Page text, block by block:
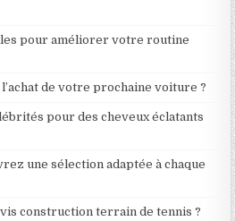
pour améliorer votre routine
de votre prochaine voiture ?
pour des cheveux éclatants
une sélection adaptée à chaque
construction terrain de tennis ?